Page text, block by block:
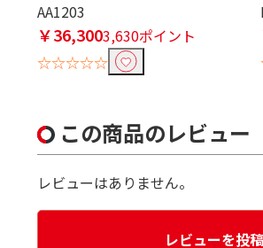
AA1203
￥36,3003,630ポイント
☆☆☆☆☆
この商品のレビュー
レビューはありません。
レビューを投稿